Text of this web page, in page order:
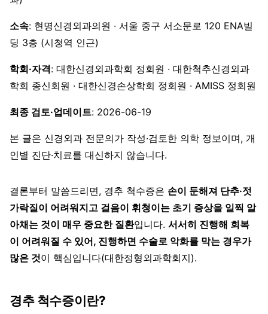
소속: 현명신경외과의원 · 서울 중구 서소문로 120 ENA빌
딩 3층 (시청역 인근)
학회·자격: 대한신경외과학회 정회원 · 대한척추신경외과
학회 종신회원 · 대한신경손상학회 정회원 · AMISS 정회원
최종 검토·업데이트: 2026-06-19
본 글은 신경외과 전문의가 작성·검토한 의학 정보이며, 개
인별 진단·치료를 대신하지 않습니다.
결론부터 말씀드리면, 경추 척수증은 손이 둔해져 단추·젓
가락질이 어려워지고 걸음이 휘청이는 초기 증상을 일찍 알
아채는 것이 매우 중요한 질환입니다. 서서히 진행해 회복
이 어려워질 수 있어, 진행하면 수술로 악화를 막는 경우가
많은 것이 핵심입니다(대한정형외과학회지).
경추 척수증이란?